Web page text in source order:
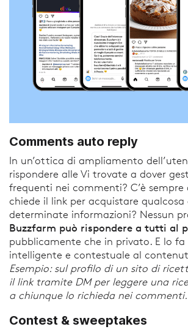
Comments auto reply
In un’ottica di ampliamento
rispondere alle Vi trovate a dover
frequenti nei commenti? C’è sempre
chiede il link per acquistare qualcosa
determinate informazioni? Nessun
Buzzfarm può rispondere a tutti al
pubblicamente che in privato. E lo
intelligente e contestuale al
Esempio: sul profilo di un sito di
il link tramite DM per leggere una
a chiunque lo richieda nei commenti.
Contest & sweeptakes